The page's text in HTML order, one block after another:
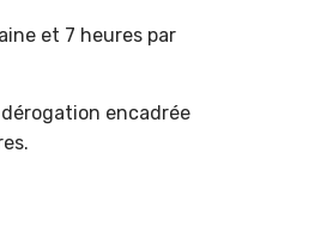
et 7 heures par
encadrée